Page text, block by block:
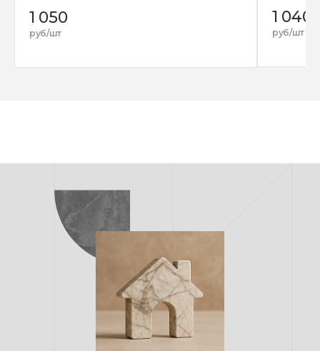
1 050
руб/шт
1 040
руб/шт